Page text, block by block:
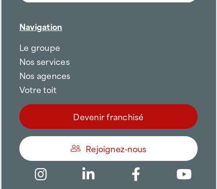
Navigation
Le groupe
Nos services
Nos agences
Votre toit
Devenir franchisé
Rejoignez-nous